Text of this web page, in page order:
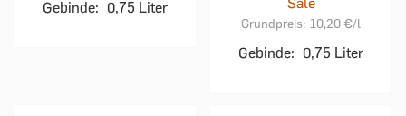
Gebinde: 0,75 Liter
Sale
Grundpreis: 10,20 €/l
Gebinde: 0,75 Liter